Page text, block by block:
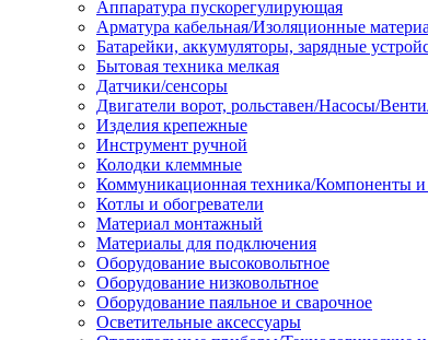
Аппаратура пускорегулирующая
Арматура кабельная/Изоляционные
Батарейки, аккумуляторы, зарядные
Бытовая техника мелкая
Датчики/сенсоры
Двигатели ворот, рольставен/Насосы/
Изделия крепежные
Инструмент ручной
Колодки клеммные
Коммуникационная техника/Компоненты
Котлы и обогреватели
Материал монтажный
Материалы для подключения
Оборудование высоковольтное
Оборудование низковольтное
Оборудование паяльное и сварочное
Осветительные аксессуары